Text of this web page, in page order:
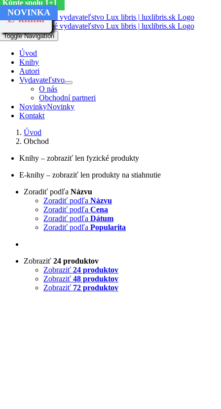
Skip to content
Toggle Navigation
Úvod
Knihy
Autori
Vydavateľstvo
O nás
Obchodní partneri
NovinkyNovinky
Kontakt
Úvod
Obchod
Knihy – zobraziť len fyzické produkty
E-knihy – zobraziť len produkty na stiahnutie
Zoradiť podľa Názvu
Zoradiť podľa Názvu
Zoradiť podľa Cena
Zoradiť podľa Dátum
Zoradiť podľa Popularita
Zobraziť 24 produktov
Zobraziť 24 produktov
Zobraziť 48 produktov
Zobraziť 72 produktov
NOVINKA
Kúpte spolu 1+1
NOVINKA
E-kniha
E-kniha
NOVINKA
NOVINKA